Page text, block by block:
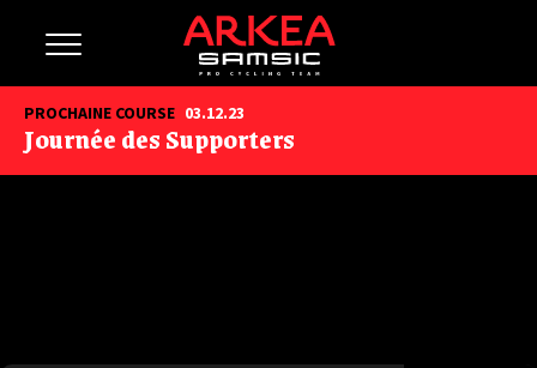
PROCHAINE COURSE 03.12.23
Journée des Supporters